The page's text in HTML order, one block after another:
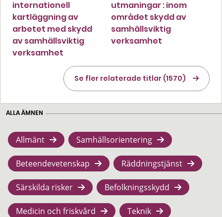
internationell
kartläggning av
arbetet med skydd
av samhällsviktig
verksamhet
utmaningar : inom
området skydd av
samhällsviktig
verksamhet
Se fler relaterade titlar (1570)
ALLA ÄMNEN
Allmänt Samhällsorientering
Beteendevetenskap Räddningstjänst
Särskilda risker Befolkningsskydd
Medicin och friskvård Teknik